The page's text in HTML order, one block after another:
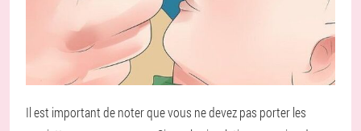
Il est important de noter que vous ne devez pas porter les